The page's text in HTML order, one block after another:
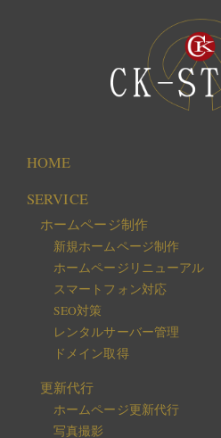
HOME
SERVICE
ホームページ制作
新規ホームページ制作
ホームページリニューアル
スマートフォン対応
SEO対策
レンタルサーバー管理
ドメイン取得
更新代行
ホームページ更新代行
写真撮影